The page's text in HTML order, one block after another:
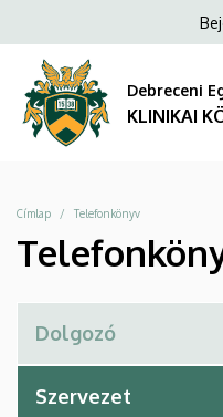
KLINIKAI
KÖZPONT
a
tartalomra
Debreceni
KLINIKAI
Morzsa
Címlap Telefonkönyv